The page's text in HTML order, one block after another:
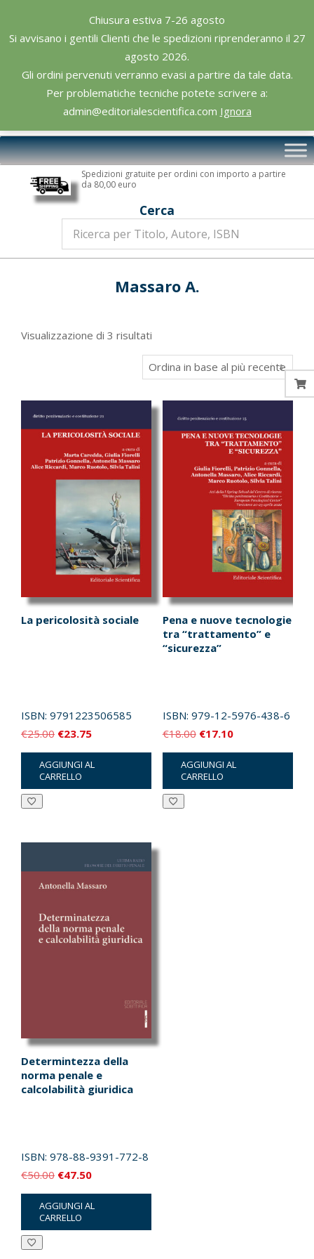
Chiusura estiva 7-26 agosto
Si avvisano i gentili Clienti che le spedizioni riprenderanno il 27
agosto 2026.
Gli ordini pervenuti verranno evasi a partire da tale data.
Per problematiche tecniche potete scrivere a:
admin@editorialescientifica.com Ignora
content
Editoriale
Scientifica
Primary
Navigation
Spedizioni gratuite per ordini con importo a partire
da 80,00 euro
Cerca
Massaro A.
Visualizzazione di 3 risultati
in
base
più
La pericolosità sociale
ISBN: 9791223506585
€25.00 Il
prezzo
originale
era:
€23.75Il
prezzo
attuale
è:
AGGIUNGI AL
CARRELLO
Pena e nuove tecnologie
tra “trattamento” e
“sicurezza”
ISBN: 979-12-5976-438-6
€18.00 Il
prezzo
originale
era:
€17.10Il
prezzo
attuale
è:
AGGIUNGI AL
CARRELLO
Determintezza della
norma penale e
calcolabilità giuridica
ISBN: 978-88-9391-772-8
€50.00 Il
prezzo
originale
era:
€47.50Il
prezzo
attuale
è:
AGGIUNGI AL
CARRELLO